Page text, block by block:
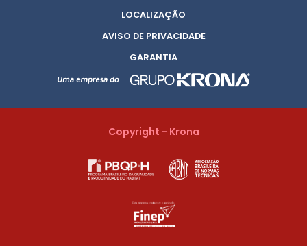
LOCALIZAÇÃO
AVISO DE PRIVACIDADE
GARANTIA
Copyright - Krona